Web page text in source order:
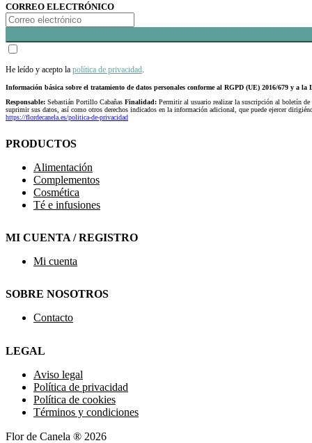
CORREO ELECTRÓNICO
He leído y acepto la política de privacidad
Información básica sobre el tratamiento de datos personales conforme al RGPD (UE) 2016/679 y a la
Responsable: Sebastián Portillo Cabañas Finalidad: Permitir al usuario realizar la suscripción al boletín
suprimir sus datos, así como otros derechos indicados en la información adicional, que puede ejercer
https://flordecanela.es/politica-de-privacidad
PRODUCTOS
Alimentación
Complementos
Cosmética
Té e infusiones
MI CUENTA / REGISTRO
Mi cuenta
SOBRE NOSOTROS
Contacto
LEGAL
Aviso legal
Política de privacidad
Política de cookies
Términos y condiciones
Flor de Canela ® 2026